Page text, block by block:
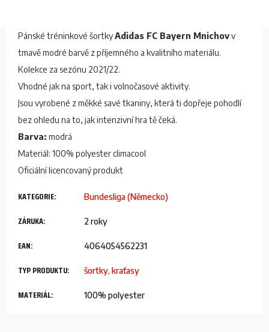
Pánské tréninkové šortkyAdidas FC Bayern Mnichovv
tmavě modré barvě z příjemného a kvalitního materiálu.
Kolekce za sezónu 2021/22.
Vhodné jak na sport, tak i volnočasové aktivity.
Jsou vyrobené z měkké savé tkaniny, která ti dopřeje pohodlí
bez ohledu na to, jak intenzivní hra tě čeká.
Barva: modrá
Materiál: 100% polyester climacool
Oficiální licencovaný produkt
KATEGORIE: Bundesliga (Německo)
ZÁRUKA: 2 roky
EAN: 4064054562231
TYP PRODUKTU: šortky, kraťasy
MATERIÁL: 100% polyester